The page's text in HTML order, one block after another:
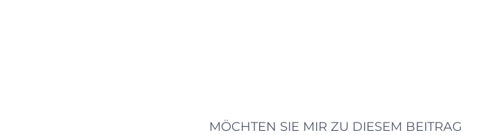
MÖCHTEN SIE MIR ZU DIESEM BEITRAG